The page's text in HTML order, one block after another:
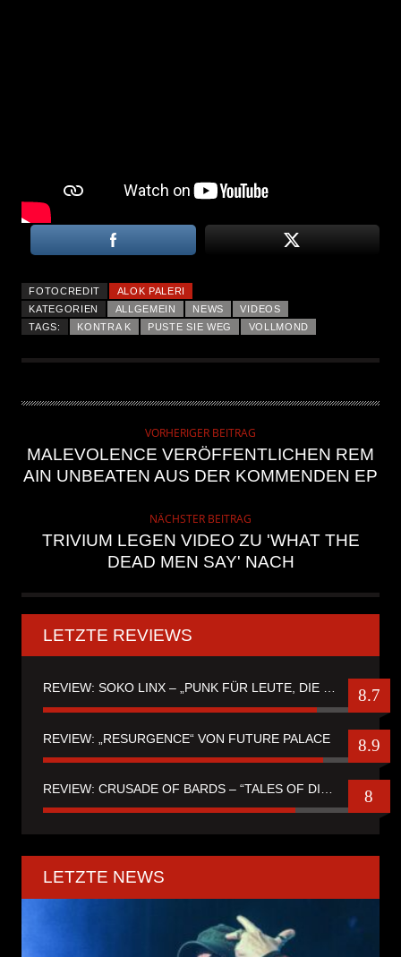
FOTOCREDIT
ALOK PALERI
KATEGORIEN
ALLGEMEIN NEWS
VIDEOS
TAGS:
KONTRA K PUSTE SIE WEG VOLLMOND
VORHERIGER BEITRAG
MALEVOLENCE VERÖFFENTLICHEN REM
AIN UNBEATEN AUS DER KOMMENDEN EP
NÄCHSTER BEITRAG
TRIVIUM LEGEN VIDEO ZU 'WHAT THE
DEAD MEN SAY' NACH
LETZTE REVIEWS
REVIEW: SOKO LINX – „PUNK FÜR LEUTE, DIE PUNK HASZEN“ 8.7
REVIEW: „RESURGENCE“ VON FUTURE PALACE 8.9
8
LETZTE NEWS